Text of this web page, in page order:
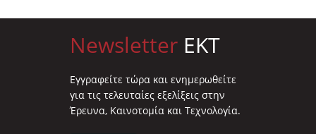
Newsletter EKT
Eγγραφείτε τώρα και ενημερωθείτε
για τις τελευταίες εξελίξεις στην
Έρευνα, Καινοτομία και Τεχνολογία.